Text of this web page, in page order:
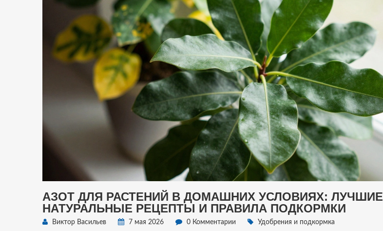
АЗОТ ДЛЯ РАСТЕНИЙ В ДОМАШНИХ УСЛОВИЯХ: ЛУЧШИЕ
НАТУРАЛЬНЫЕ РЕЦЕПТЫ И ПРАВИЛА ПОДКОРМКИ
Виктор Васильев 7 мая 2026 0 Комментарии Удобрения и подкормка